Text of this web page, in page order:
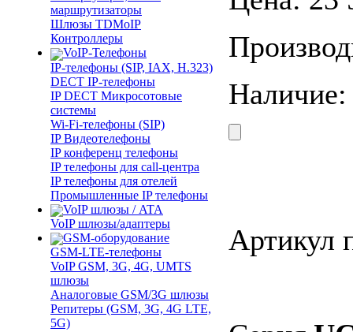
маршрутизаторы
Шлюзы TDMoIP
Контроллеры
VoIP-Телефоны
IP-телефоны (SIP, IAX, H.323)
DECT IP-телефоны
IP DECT Микросотовые
системы
Wi-Fi-телефоны (SIP)
IP Видеотелефоны
IP конференц телефоны
IP телефоны для call-центра
IP телефоны для отелей
Промышленные IP телефоны
VoIP шлюзы / ATA
VoIP шлюзы/адаптеры
GSM-оборудование
GSM-LTE-телефоны
VoIP GSM, 3G, 4G, UMTS
шлюзы
Аналоговые GSM/3G шлюзы
Репитеры (GSM, 3G, 4G LTE,
5G)
Артикул